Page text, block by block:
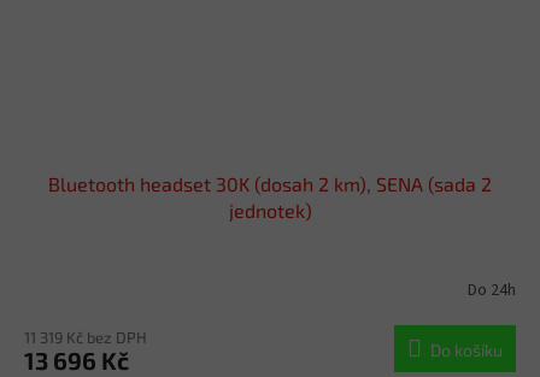
Bluetooth headset 30K (dosah 2 km), SENA (sada 2
jednotek)
Do 24h
11 319 Kč bez DPH
13 696 Kč Do košíku